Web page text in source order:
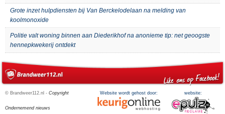
Grote inzet hulpdiensten bij Van Berckelodelaan na melding van
koolmonoxide
Politie valt woning binnen aan Diederikhof na anonieme tip: net geoogste
hennepkwekerij ontdekt
© Brandweer112.nl - Copyright
Ondernemend nieuws
Website wordt gehost door: website: